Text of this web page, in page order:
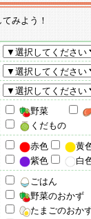
みよう！
野菜
くだもの
赤色 黄
紫色
白
ごはん
野菜のおかず
たまごのおか